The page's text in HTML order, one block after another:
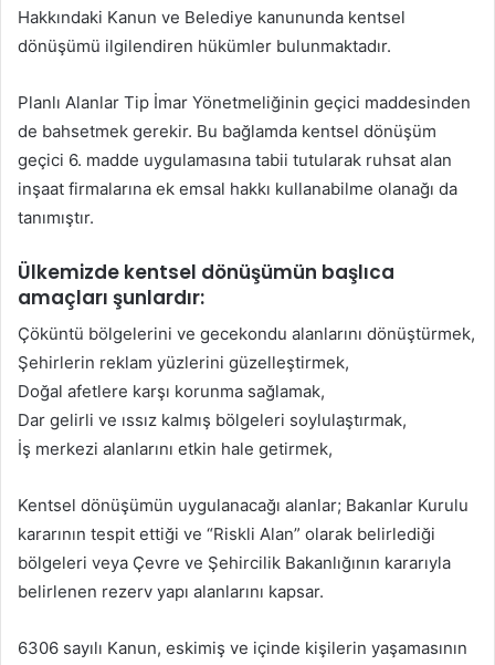
Hakkındaki Kanun ve Belediye kanununda kentsel
dönüşümü ilgilendiren hükümler bulunmaktadır.
Planlı Alanlar Tip İmar Yönetmeliğinin geçici maddesinden
de bahsetmek gerekir. Bu bağlamda kentsel dönüşüm
geçici 6. madde uygulamasına tabii tutularak ruhsat alan
inşaat firmalarına ek emsal hakkı kullanabilme olanağı da
tanımıştır.
Ülkemizde kentsel dönüşümün başlıca
amaçları şunlardır:
Çöküntü bölgelerini ve gecekondu alanlarını dönüştürmek,
Şehirlerin reklam yüzlerini güzelleştirmek,
Doğal afetlere karşı korunma sağlamak,
Dar gelirli ve ıssız kalmış bölgeleri soylulaştırmak,
İş merkezi alanlarını etkin hale getirmek,
Kentsel dönüşümün uygulanacağı alanlar; Bakanlar Kurulu
kararının tespit ettiği ve “Riskli Alan” olarak belirlediği
bölgeleri veya Çevre ve Şehircilik Bakanlığının kararıyla
belirlenen rezerv yapı alanlarını kapsar.
6306 sayılı Kanun, eskimiş ve içinde kişilerin yaşamasının